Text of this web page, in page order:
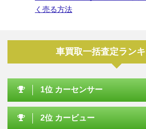
く売る方法
車買取一括査定ラン
1位 カーセンサー
2位 カービュー